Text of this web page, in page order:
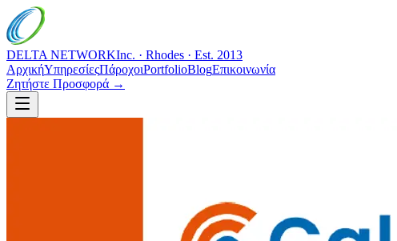
DELTA NETWORKInc. · Rhodes · Est. 2013
ΑρχικήΥπηρεσίεςΠάροχοιPortfolioBlogΕπικοινωνία
Ζητήστε Προσφορά →